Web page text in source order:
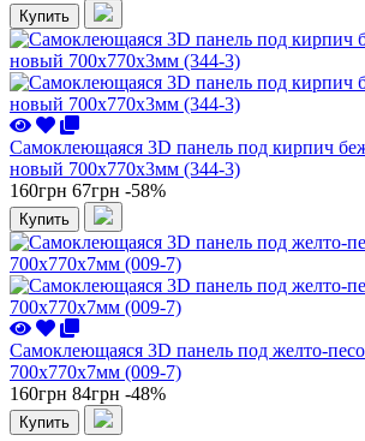
Купить
Самоклеющаяся 3D панель под кирпич
новый 700x770x3мм (344-3)
160грн 67грн -58%
Купить
Самоклеющаяся 3D панель под желто-
700x770x7мм (009-7)
160грн 84грн -48%
Купить